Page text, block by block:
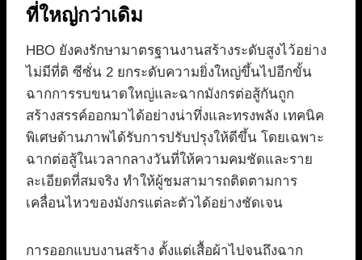
ที่ใหญ่กว่าเดิม
HBO ยังคงรักษามาตรฐานงานสร้างระดับสูงไว้อย่าง
ไม่มีที่ติ ซีซั่น 2 ยกระดับความยิ่งใหญ่ขึ้นไปอีกขั้น
ฉากการรบขนาดใหญ่และฉากมังกรต่อสู้กันถูก
สร้างสรรค์ออกมาได้อย่างน่าทึ่งและทรงพลัง เทคนิค
พิเศษด้านภาพได้รับการปรับปรุงให้ดีขึ้น โดยเฉพาะ
ฉากต่อสู้ในเวลากลางวันที่ให้ความคมชัดและราย
ละเอียดที่สมจริง ทำให้ผู้ชมสามารถติดตามการ
เคลื่อนไหวของมังกรแต่ละตัวได้อย่างชัดเจน
การออกแบบงานสร้าง ตั้งแต่เสื้อผ้าไปจนถึงฉาก